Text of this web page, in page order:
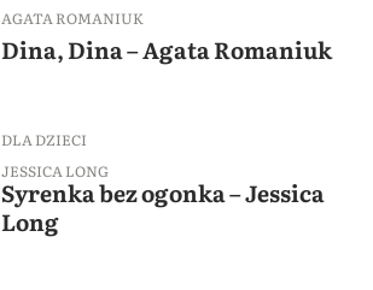
AGATA ROMANIUK
Dina, Dina – Agata Romaniuk
DLA DZIECI
JESSICA LONG
Syrenka bez ogonka – Jessica
Long